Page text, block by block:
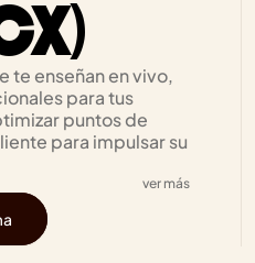
te enseñan en vivo,
para tus
puntos de
para impulsar su
ver más